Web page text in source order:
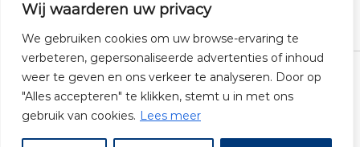
Wij waarderen uw privacy
We gebruiken cookies om uw browse-ervaring te
verbeteren, gepersonaliseerde advertenties of inhoud
weer te geven en ons verkeer te analyseren. Door op
"Alles accepteren" te klikken, stemt u in met ons
gebruik van cookies. Lees meer
SEO copywriting